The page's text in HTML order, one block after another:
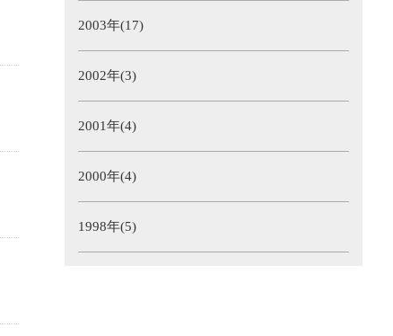
2003年(17)
2002年(3)
2001年(4)
2000年(4)
1998年(5)